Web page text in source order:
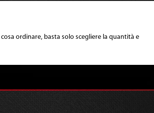
ordinare, basta solo scegliere la quantità e